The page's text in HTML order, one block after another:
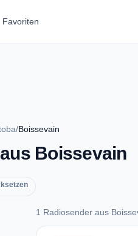
Favoriten
/Boissevain
Boissevain
1 Radiosender aus
1 Radiosender aus